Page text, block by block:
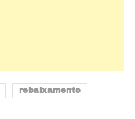
rebaixamento